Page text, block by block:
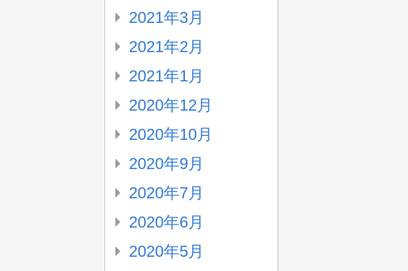
2021年3月
2021年2月
2021年1月
2020年12月
2020年10月
2020年9月
2020年7月
2020年6月
2020年5月